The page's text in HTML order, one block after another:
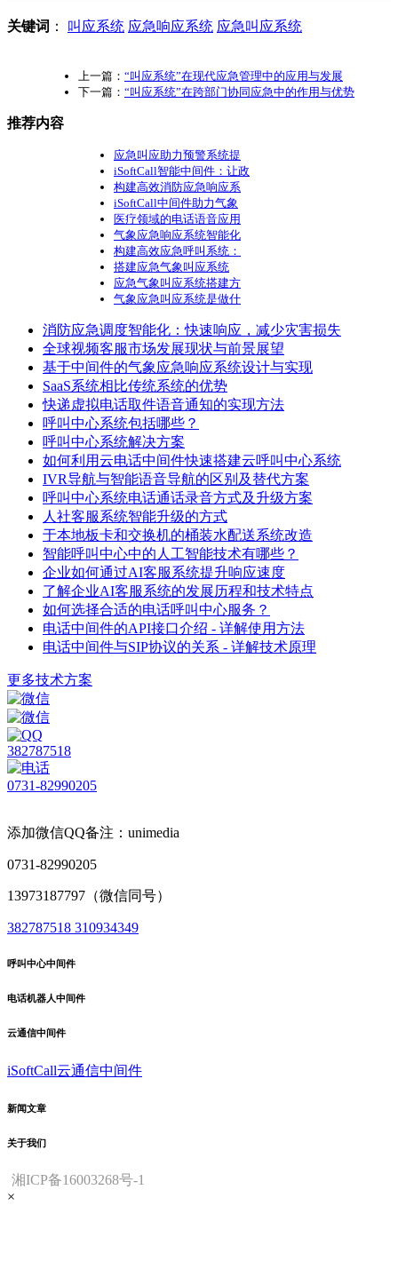
关键词 ： 叫应系统 应急响应系统 应急叫应系统
上一篇： “叫应系统”在现代应急管理中的应用与发展
下一篇： “叫应系统”在跨部门协同应急中的作用与优势
推荐内容
应急叫应助力预警系统提
iSoftCall智能中间件：让政
构建高效消防应急响应系
iSoftCall中间件助力气象
医疗领域的电话语音应用
气象应急响应系统智能化
构建高效应急呼叫系统：
搭建应急气象叫应系统
应急气象叫应系统搭建方
气象应急叫应系统是做什
消防应急调度智能化：快速响应，减少灾害损失
全球视频客服市场发展现状与前景展望
基于中间件的气象应急响应系统设计与实现
SaaS系统相比传统系统的优势
快递虚拟电话取件语音通知的实现方法
呼叫中心系统包括哪些？
呼叫中心系统解决方案
如何利用云电话中间件快速搭建云呼叫中心系统
IVR导航与智能语音导航的区别及替代方案
呼叫中心系统电话通话录音方式及升级方案
人社客服系统智能升级的方式
于本地板卡和交换机的桶装水配送系统改造
智能呼叫中心中的人工智能技术有哪些？
企业如何通过AI客服系统提升响应速度
了解企业AI客服系统的发展历程和技术特点
如何选择合适的电话呼叫中心服务？
电话中间件的API接口介绍 - 详解使用方法
电话中间件与SIP协议的关系 - 详解技术原理
更多技术方案
382787518
0731-82990205
添加微信QQ备注：unimedia
0731-82990205
13973187797（微信同号）
382787518 310934349
呼叫中心中间件
电话机器人中间件
云通信中间件
iSoftCall云通信中间件
新闻文章
关于我们
湘ICP备16003268号-1
×